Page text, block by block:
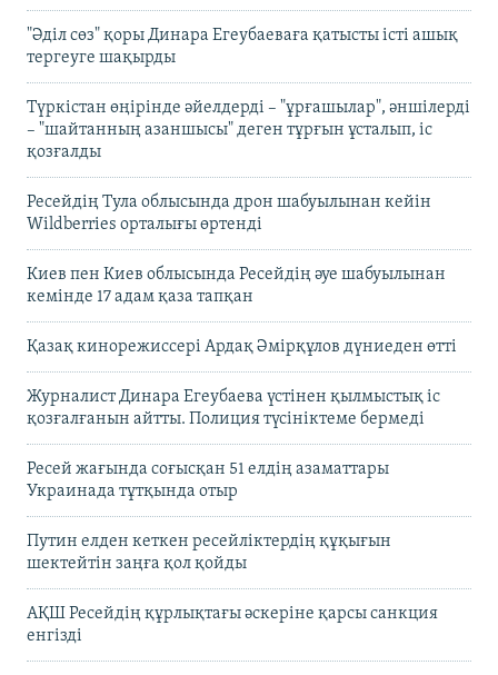
"Әділ сөз" қоры Динара Егеубаеваға қатысты істі ашық
тергеуге шақырды
Түркістан өңірінде әйелдерді – "ұрғашылар", әншілерді
– "шайтанның азаншысы" деген тұрғын ұсталып, іс
қозғалды
Ресейдің Тула облысында дрон шабуылынан кейін
Wildberries орталығы өртенді
Киев пен Киев облысында Ресейдің әуе шабуылынан
кемінде 17 адам қаза тапқан
Қазақ кинорежиссері Ардақ Әмірқұлов дүниеден өтті
Журналист Динара Егеубаева үстінен қылмыстық іс
қозғалғанын айтты. Полиция түсініктеме бермеді
Ресей жағында соғысқан 51 елдің азаматтары
Украинада тұтқында отыр
Путин елден кеткен ресейліктердің құқығын
шектейтін заңға қол қойды
АҚШ Ресейдің құрлықтағы әскеріне қарсы санкция
енгізді